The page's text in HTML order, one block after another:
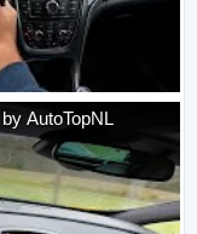
AutoTopNL